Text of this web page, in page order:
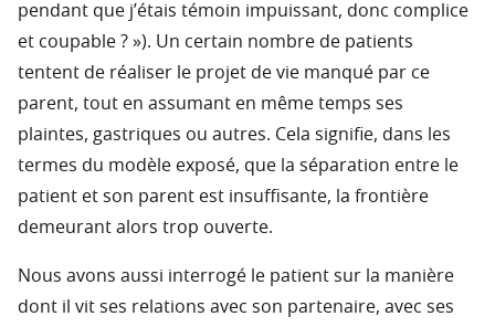
pendant que j’étais témoin impuissant, donc complice
et coupable ? »). Un certain nombre de patients
tentent de réaliser le projet de vie manqué par ce
parent, tout en assumant en même temps ses
plaintes, gastriques ou autres. Cela signifie, dans les
termes du modèle exposé, que la séparation entre le
patient et son parent est insuffisante, la frontière
demeurant alors trop ouverte.
Nous avons aussi interrogé le patient sur la manière
dont il vit ses relations avec son partenaire, avec ses